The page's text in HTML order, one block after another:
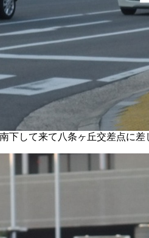
下して来て八条ヶ丘交差点に